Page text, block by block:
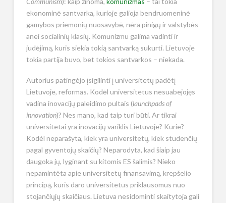
ekonominė santvarka, kurioje galioja bendruomeninė
gamybos priemonių nuosavybė, nėra pinigų ir valstybės
anei socialinių klasių. Komunizmu galima vadinti ir
judėjimą, kuris siekia tokią santvarką sukurti. Lietuvoje
tokia partija buvo, bet tokios santvarkos – niekada.
Autorius patingėjo įsigilinti į universitetų padėtį
Lietuvoje, reformas. Kodėl universitetus nesuabejojęs
vadina inovacijų paleidimo pultais (launchpads of
innovation)? Nes mano, kad taip turi būti. Ar tikrai
universitetai yra inovacijų variklis Lietuvoje? Kurie?
Kodėl neparašyta, kiek yra universitetų, kiek studenčių
pagal gyventojų skaičių? Neparodyta, kad šiaip jau
daugoka jų, lyginant su kitomis ES šalimis? Nieko
nepamintėta apie universitetų finansavimą, krepšelio
principą, kuris daro universitetus priklausomus nuo
stojančiųjų skaičiaus. Lietuva nesidominti skaitytoja gali